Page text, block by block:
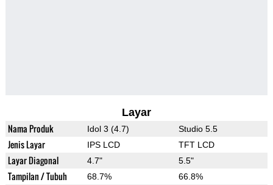
Layar
Nama Produk Idol 3 (4.7) Studio 5.5
Jenis Layar IPS LCD TFT LCD
Layar Diagonal 4.7" 5.5"
Tampilan / Tubuh 68.7% 66.8%